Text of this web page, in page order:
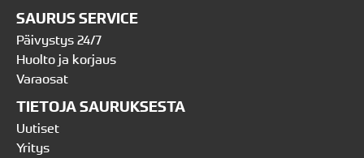
SAURUS SERVICE
Päivystys 24/7
Huolto ja korjaus
Varaosat
TIETOJA SAURUKSESTA
Uutiset
Yritys